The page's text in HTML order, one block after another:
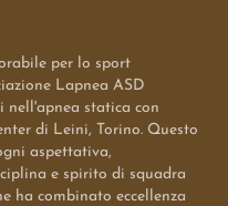
per lo sport
Lapnea ASD
nell'apnea statica con
di Leini, Torino. Questo
aspettativa,
e spirito di squadra
ha combinato eccellenza